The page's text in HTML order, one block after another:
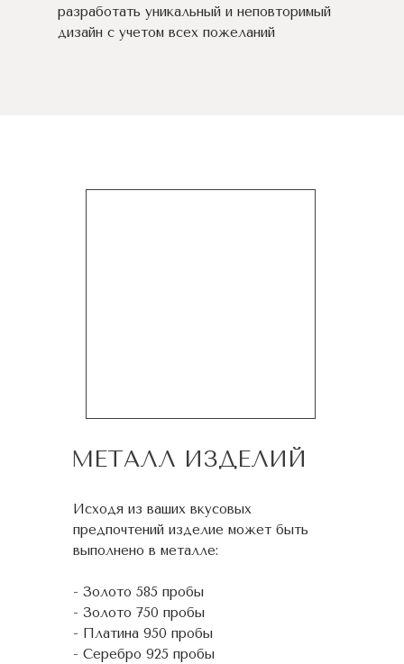
разработать уникальный и неповторимый
дизайн c учетом всех пожеланий
МЕТАЛЛ ИЗДЕЛИЙ
Исходя из ваших вкусовых
предпочтений изделие может быть
выполнено в металле:
- Золото 585 пробы
- Золото 750 пробы
- Платина 950 пробы
- Серебро 925 пробы